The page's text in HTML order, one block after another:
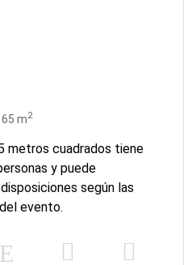
65 m2
metros cuadrados tiene
y puede
según las
evento.